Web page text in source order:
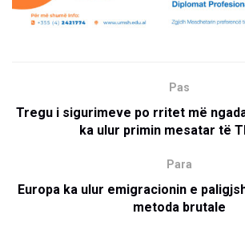
Pas
Tregu i sigurimeve po rritet më
ka ulur primin mesatar të
Para
Europa ka ulur emigracionin e
metoda brutale